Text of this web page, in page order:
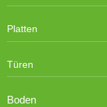
Platten
Türen
Boden